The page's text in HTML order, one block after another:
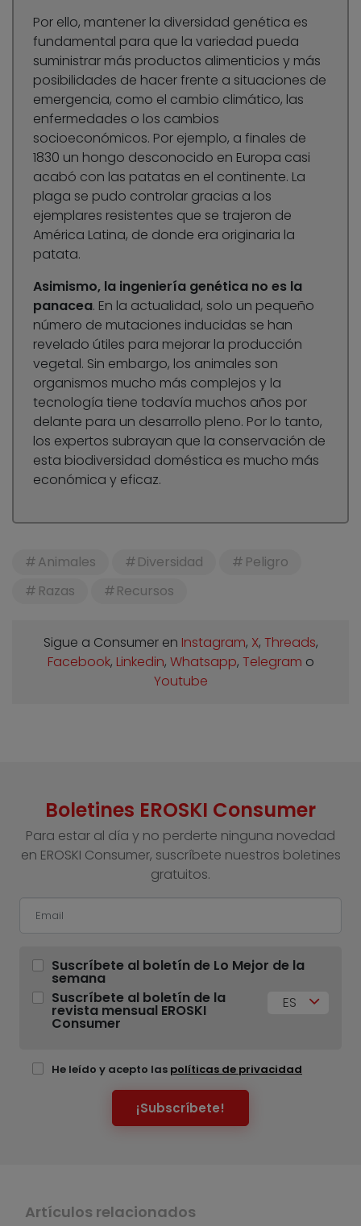
Por ello, mantener la diversidad genética es
fundamental para que la variedad pueda
suministrar más productos alimenticios y más
posibilidades de hacer frente a situaciones de
emergencia, como el cambio climático, las
enfermedades o los cambios
socioeconómicos. Por ejemplo, a finales de
1830 un hongo desconocido en Europa casi
acabó con las patatas en el continente. La
plaga se pudo controlar gracias a los
ejemplares resistentes que se trajeron de
América Latina, de donde era originaria la
patata.
Asimismo, la ingeniería genética no es la
panacea. En la actualidad, solo un pequeño
número de mutaciones inducidas se han
revelado útiles para mejorar la producción
vegetal. Sin embargo, los animales son
organismos mucho más complejos y la
tecnología tiene todavía muchos años por
delante para un desarrollo pleno. Por lo tanto,
los expertos subrayan que la conservación de
esta biodiversidad doméstica es mucho más
económica y eficaz.
Animales Diversidad
Peligro
Razas
Recursos
Sigue a Consumer en Instagram, X, Threads,
Facebook, Linkedin, Whatsapp, Telegram o
Youtube
Boletines EROSKI Consumer
Para estar al día y no perderte ninguna novedad
en EROSKI Consumer, suscríbete nuestros boletines
gratuitos.
Suscríbete al boletín de Lo Mejor de la
semana
Suscríbete al boletín de la
revista mensual EROSKI
Consumer
ES
He leído y acepto las políticas de privacidad
¡Subscríbete!
Artículos relacionados